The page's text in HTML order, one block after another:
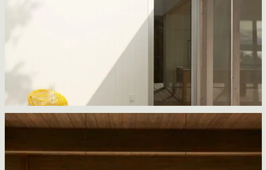
La Maison de Plage
Jérôme Lapierre architecte